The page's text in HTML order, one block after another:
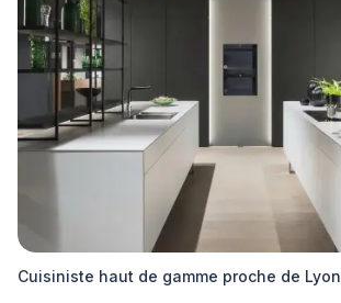
Cuisiniste haut de gamme proche de Lyon